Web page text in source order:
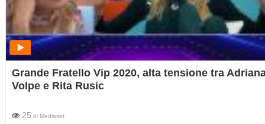
Grande Fratello Vip 2020, alta tensione tra
Volpe e Rita Rusic
25 di Mediaset